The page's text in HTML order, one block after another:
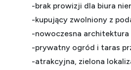
-brak prowizji dla biura
-kupujący zwolniony z
-nowoczesna
-prywatny ogród i taras
-atrakcyjna, zielona